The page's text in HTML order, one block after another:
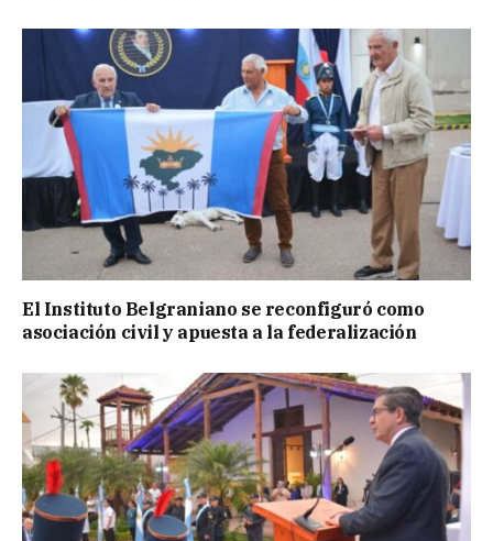
El Instituto Belgraniano se reconfiguró como
asociación civil y apuesta a la federalización